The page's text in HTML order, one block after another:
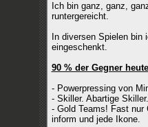
Ich bin ganz, ganz,
runtergereicht.
In diversen Spielen bin
eingeschenkt.
90 % der Gegner
- Powerpressing von
- Skiller. Abartige
- Gold Teams! Fast nur
inform und jede Ikone.